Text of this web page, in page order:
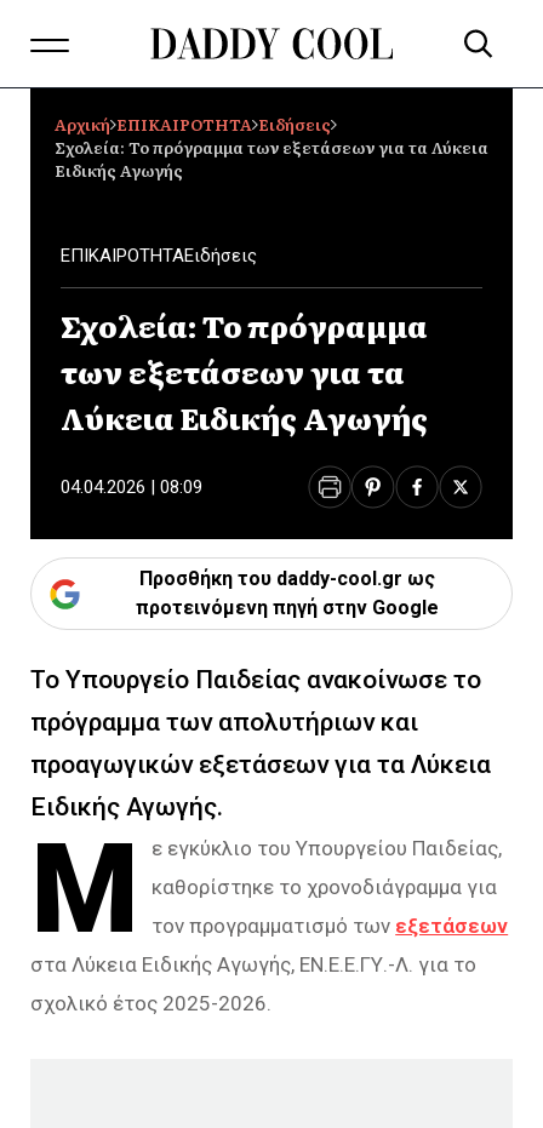
Αρχική ΕΠΙΚΑΙΡΟΤΗΤΑ Ειδήσεις
Σχολεία: Το πρόγραμμα των εξετάσεων για τα Λύκεια
Ειδικής Αγωγής
ΕΠΙΚΑΙΡΟΤΗΤΑΕιδήσεις
Σχολεία: Το πρόγραμμα
των εξετάσεων για τα
Λύκεια Ειδικής Αγωγής
04.04.2026 | 08:09
Προσθήκη του daddy-cool.gr ως
προτεινόμενη πηγή στην Google
Το Υπουργείο Παιδείας ανακοίνωσε το
πρόγραμμα των απολυτήριων και
προαγωγικών εξετάσεων για τα Λύκεια
Ειδικής Αγωγής.
Μ
ε εγκύκλιο του Υπουργείου Παιδείας,
καθορίστηκε το χρονοδιάγραμμα για
τον προγραμματισμό των εξετάσεων
στα Λύκεια Ειδικής Αγωγής, ΕΝ.Ε.Ε.ΓΥ.-Λ. για το
σχολικό έτος 2025-2026.